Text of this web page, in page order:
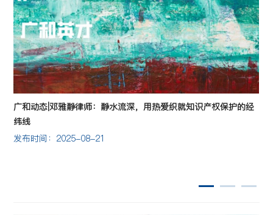
广和动态|邓雅静律师：静水流深，用热爱织就知识产权保护的经
纬线
发布时间：2025-08-21